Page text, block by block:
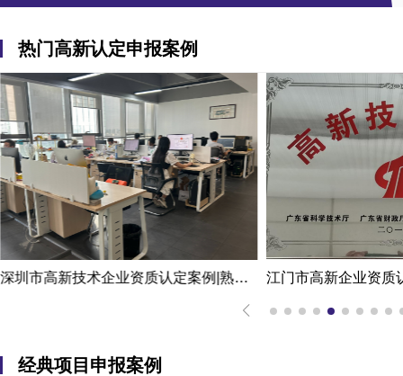
热门高新认定申报案例
深圳市高新技术企业资质认定案例|熟练掌握国家高新企业资质认定
经典项目申报案例